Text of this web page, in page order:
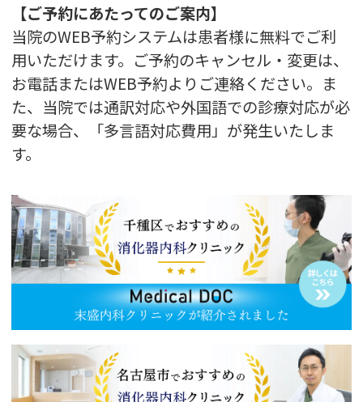
【ご予約にあたってのご案内】
当院のWEB予約システムは患者様に無料でご利
用いただけます。ご予約のキャンセル・変更は、
お電話またはWEB予約よりご連絡ください。ま
た、当院では通訳対応や外国語での診療対応が必
要な場合、「多言語対応費用」が発生いたしま
す。